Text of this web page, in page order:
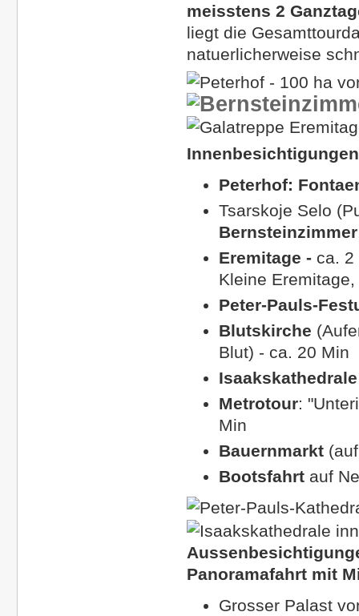
meisstens 2
liegt die
natuerlicherweise
Peterhof:
Tsarskoje Selo
Bernsteinzimmer
Eremitage - ca.
Kleine
Peter-Pauls-
Blutskirche
Blut) - ca. 20 Min
Metrotour:
Min
Bauernmarkt
Bootsfahrt auf
Panoramafahrt mit
Grosser Palast